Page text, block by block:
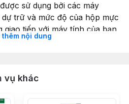
sử dụng bởi các máy
trữ và mức độ của hộp mực
giao tiếp với máy tính của bạn
khi mức độ nhất định là đạt
nội dung
vụ khác